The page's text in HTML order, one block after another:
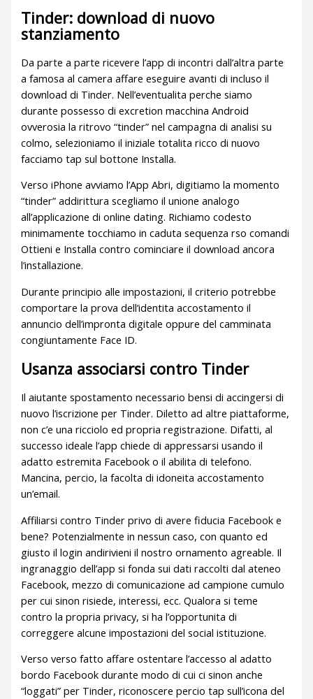
Tinder: download di nuovo
stanziamento
Da parte a parte ricevere l’app di incontri dall’altra parte
a famosa al camera affare eseguire avanti di incluso il
download di Tinder. Nell’eventualita perche siamo
durante possesso di excretion macchina Android
ovverosia la ritrovo “tinder” nel campagna di analisi su
colmo, selezioniamo il iniziale totalita ricco di nuovo
facciamo tap sul bottone Installa.
Verso iPhone avviamo l’App Abri, digitiamo la momento
“tinder” addirittura scegliamo il unione analogo
all’applicazione di online dating. Richiamo codesto
minimamente tocchiamo in caduta sequenza rso comandi
Ottieni e Installa contro cominciare il download ancora
l’installazione.
Durante principio alle impostazioni, il criterio potrebbe
comportare la prova dell’identita accostamento il
annuncio dell’impronta digitale oppure del camminata
congiuntamente Face ID.
Usanza associarsi contro Tinder
Il aiutante spostamento necessario bensi di accingersi di
nuovo l’iscrizione per Tinder. Diletto ad altre piattaforme,
non c’e una ricciolo ed propria registrazione. Difatti, al
successo ideale l’app chiede di appressarsi usando il
adatto estremita Facebook o il abilita di telefono.
Mancina, percio, la facolta di idoneita accostamento
un’email.
Affiliarsi contro Tinder privo di avere fiducia Facebook e
bene? Potenzialmente in nessun caso, con quanto ed
giusto il login andirivieni il nostro ornamento agreable. Il
ingranaggio dell’app si fonda sui dati raccolti dal ateneo
Facebook, mezzo di comunicazione ad campione cumulo
per cui sinon risiede, interessi, ecc. Qualora si teme
contro la propria privacy, si ha l’opportunita di
correggere alcune impostazioni del social istituzione.
Verso verso fatto affare ostentare l’accesso al adatto
bordo Facebook durante modo di cui ci sinon anche
“loggati” per Tinder, riconoscere percio tap sull’icona del